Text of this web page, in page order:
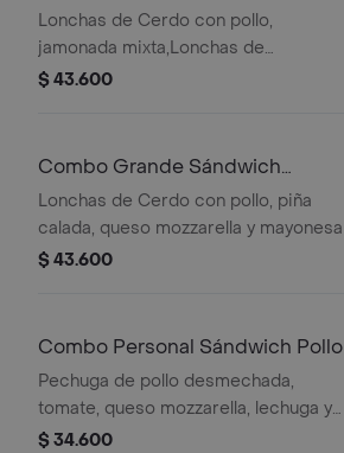
Especial
Lonchas de Cerdo con pollo,
jamonada mixta,Lonchas de
cerdo,cordero y res,
Qbano
$ 43.600
Combo Grande Sándwich
Hawaiano
Lonchas de Cerdo con pollo, piña
calada, queso mozzarella y mayonesa
$ 43.600
Combo Personal Sándwich Pollo
Pechuga de pollo desmechada,
tomate, queso mozzarella, lechuga y
mayonesa, papas a la francesa y
$ 34.600